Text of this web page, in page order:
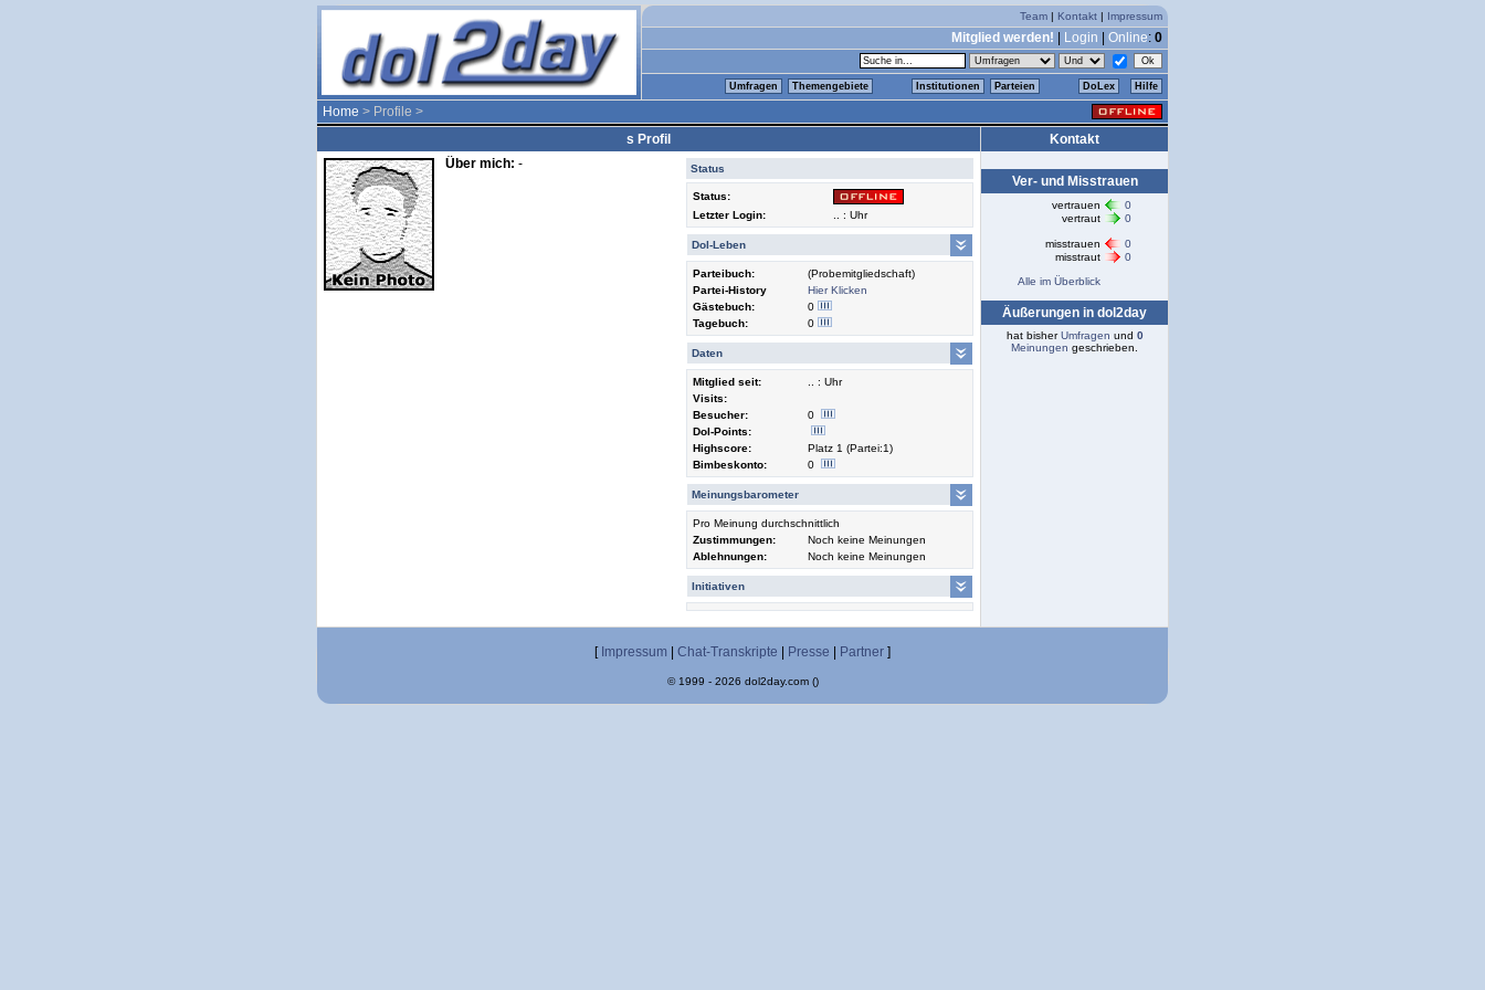
Team | Kontakt | Impressum
Mitglied werden! Login Online: 0
Umfragen Themengebiete Institutionen Parteien DoLex Hilfe
Home > Profile >
s Profil
Status
Status:
Letzter Login:
.. : Uhr
Dol-Leben
Parteibuch:
(Probemitgliedschaft)
Partei-History
Hier Klicken
Gästebuch:
0
Tagebuch:
0
Daten
Mitglied seit:
.. : Uhr
Visits:
Besucher:
0
Dol-Points:
Highscore:
Platz 1 (Partei:1)
Bimbeskonto:
0
Meinungsbarometer
Pro Meinung durchschnittlich
Zustimmungen:
Noch keine Meinungen
Ablehnungen:
Noch keine Meinungen
Initiativen
Über mich: -
Kontakt
Ver- und Misstrauen
vertrauen
0
vertraut
0
misstrauen
0
misstraut
0
Alle im Überblick
Äußerungen in dol2day
hat bisherUmfragen und 0
Meinungen geschrieben.
[ Impressum Chat-Transkripte Presse Partner ]
© 1999 - 2026 dol2day.com ()